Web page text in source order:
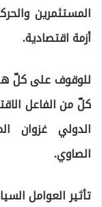
المستثمرين
أزمة اقتصادية.
للوقوف على كلّ
كلّ من الفاعل
الدولي غزوان
الصاوي.
تأثير العوامل